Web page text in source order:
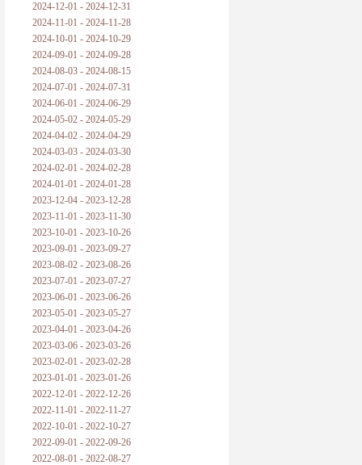
2024-12-01 - 2024-12-31
2024-11-01 - 2024-11-28
2024-10-01 - 2024-10-29
2024-09-01 - 2024-09-28
2024-08-03 - 2024-08-15
2024-07-01 - 2024-07-31
2024-06-01 - 2024-06-29
2024-05-02 - 2024-05-29
2024-04-02 - 2024-04-29
2024-03-03 - 2024-03-30
2024-02-01 - 2024-02-28
2024-01-01 - 2024-01-28
2023-12-04 - 2023-12-28
2023-11-01 - 2023-11-30
2023-10-01 - 2023-10-26
2023-09-01 - 2023-09-27
2023-08-02 - 2023-08-26
2023-07-01 - 2023-07-27
2023-06-01 - 2023-06-26
2023-05-01 - 2023-05-27
2023-04-01 - 2023-04-26
2023-03-06 - 2023-03-26
2023-02-01 - 2023-02-28
2023-01-01 - 2023-01-26
2022-12-01 - 2022-12-26
2022-11-01 - 2022-11-27
2022-10-01 - 2022-10-27
2022-09-01 - 2022-09-26
2022-08-01 - 2022-08-27